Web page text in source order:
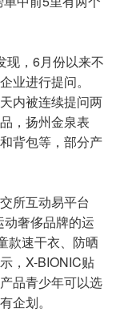
现，6月份以来不
业进行提问。
内被连续提问两
，扬州金泉表
背包等，部分产
所互动易平台
动奢侈品牌的运
款速干衣、防晒
，X-BIONIC贴
品青少年可以选
企划。